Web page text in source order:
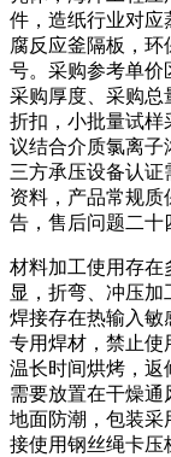
件，造纸行业对应
腐反应釜隔板，
号。采购参考单价
采购厚度、采购总
折扣，小批量试样
议结合介质氯离子
三方承压设备认证
资料，产品常规质
告，售后问题二十
材料加工使用存在
显，折弯、冲压加
焊接存在热输入敏
专用焊材，禁止使
温长时间烘烤，返
需要放置在干燥
地面防潮，包装采
接使用钢丝绳卡压